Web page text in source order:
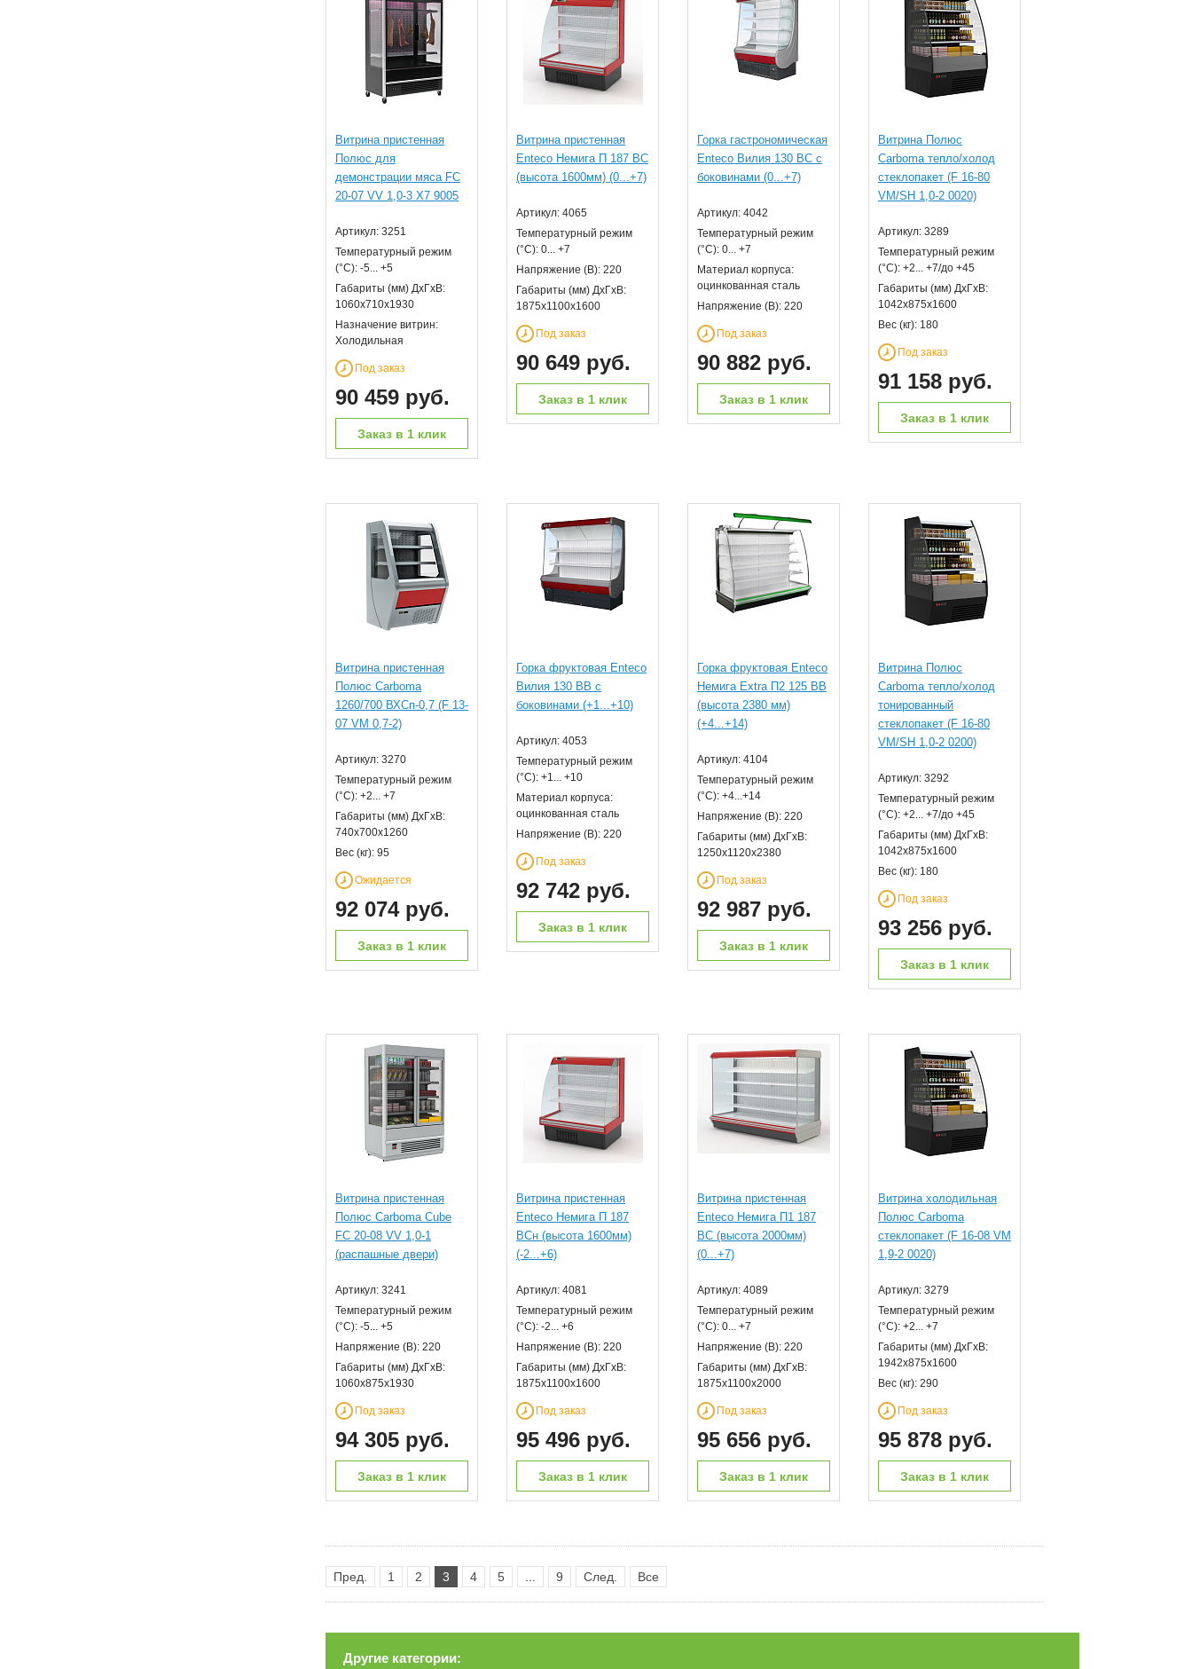
Витрина пристенная
Полюс для
демонстрации мяса FC
20-07 VV 1,0-3 X7 9005
Артикул: 3251
Температурный режим
(°С): -5... +5
Габариты (мм) ДхГхВ:
1060х710х1930
Назначение витрин:
Холодильная
Под заказ
90 459 руб.
Заказ в 1 клик
Витрина пристенная
Enteco Немига П 187 ВС
(высота 1600мм) (0...+7)
Артикул: 4065
Температурный режим
(°С): 0... +7
Напряжение (В): 220
Габариты (мм) ДхГхВ:
1875х1100х1600
Под заказ
90 649 руб.
Заказ в 1 клик
Горка гастрономическая
Enteco Вилия 130 ВС с
боковинами (0...+7)
Артикул: 4042
Температурный режим
(°С): 0... +7
Материал корпуса:
оцинкованная сталь
Напряжение (В): 220
Под заказ
90 882 руб.
Заказ в 1 клик
Витрина Полюс
Carboma тепло/холод
стеклопакет (F 16-80
VM/SH 1,0-2 0020)
Артикул: 3289
Температурный режим
(°С): +2... +7/до +45
Габариты (мм) ДхГхВ:
1042х875х1600
Вес (кг): 180
Под заказ
91 158 руб.
Заказ в 1 клик
Витрина пристенная
Полюс Carboma
1260/700 ВХСп-0,7 (F 13-
07 VM 0,7-2)
Артикул: 3270
Температурный режим
(°С): +2... +7
Габариты (мм) ДхГхВ:
740х700х1260
Вес (кг): 95
Ожидается
92 074 руб.
Заказ в 1 клик
Горка фруктовая Enteco
Вилия 130 ВВ с
боковинами (+1...+10)
Артикул: 4053
Температурный режим
(°С): +1... +10
Материал корпуса:
оцинкованная сталь
Напряжение (В): 220
Под заказ
92 742 руб.
Заказ в 1 клик
Горка фруктовая Enteco
Немига Extra П2 125 ВВ
(высота 2380 мм)
(+4...+14)
Артикул: 4104
Температурный режим
(°С): +4...+14
Напряжение (В): 220
Габариты (мм) ДхГхВ:
1250х1120х2380
Под заказ
92 987 руб.
Заказ в 1 клик
Витрина Полюс
Carboma тепло/холод
тонированный
стеклопакет (F 16-80
VM/SH 1,0-2 0200)
Артикул: 3292
Температурный режим
(°С): +2... +7/до +45
Габариты (мм) ДхГхВ:
1042х875х1600
Вес (кг): 180
Под заказ
93 256 руб.
Заказ в 1 клик
Витрина пристенная
Полюс Carboma Cube
FC 20-08 VV 1,0-1
(распашные двери)
Артикул: 3241
Температурный режим
(°С): -5... +5
Напряжение (В): 220
Габариты (мм) ДхГхВ:
1060х875х1930
Под заказ
94 305 руб.
Заказ в 1 клик
Витрина пристенная
Enteco Немига П 187
ВСн (высота 1600мм)
(-2...+6)
Артикул: 4081
Температурный режим
(°С): -2... +6
Напряжение (В): 220
Габариты (мм) ДхГхВ:
1875х1100х1600
Под заказ
95 496 руб.
Заказ в 1 клик
Витрина пристенная
Enteco Немига П1 187
ВС (высота 2000мм)
(0...+7)
Артикул: 4089
Температурный режим
(°С): 0... +7
Напряжение (В): 220
Габариты (мм) ДхГхВ:
1875х1100х2000
Под заказ
95 656 руб.
Заказ в 1 клик
Витрина холодильная
Полюс Carboma
стеклопакет (F 16-08 VM
1,9-2 0020)
Артикул: 3279
Температурный режим
(°С): +2... +7
Габариты (мм) ДхГхВ:
1942х875х1600
Вес (кг): 290
Под заказ
95 878 руб.
Заказ в 1 клик
Пред. 1 2 3 4 5 9 След. Все
Другие категории: